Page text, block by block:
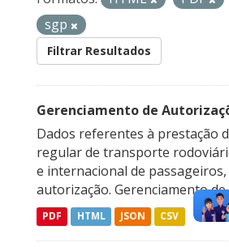
sgp
Filtrar Resultados
Gerenciamento de
Dados referentes à prestação
regular de transporte
e internacional de
autorização. Gerenciamento de
PDF HTML JSON CSV